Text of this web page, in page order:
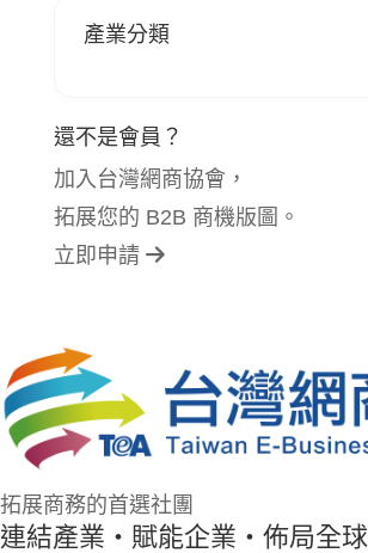
產業分類
還不是會員？
加入台灣網商協會，
拓展您的 B2B 商機版圖。
立即申請
拓展商務的首選社團
連結產業・賦能企業・佈局全球